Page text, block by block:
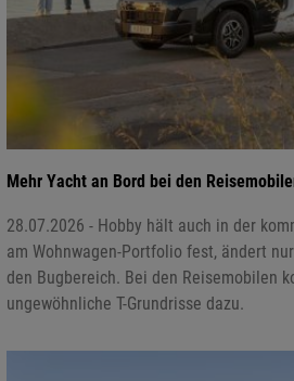
Mehr Yacht an Bord bei den
28.07.2026 - Hobby hält auch in der
am Wohnwagen-Portfolio fest, ändert
den Bugbereich. Bei den Reisemobilen
ungewöhnliche T-Grundrisse dazu.